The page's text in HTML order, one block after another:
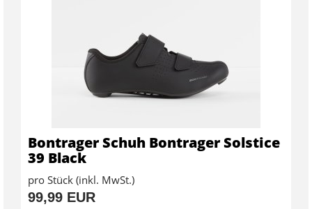
Bontrager Schuh Bontrager Solstice
39 Black
pro Stück (inkl. MwSt.)
99,99 EUR